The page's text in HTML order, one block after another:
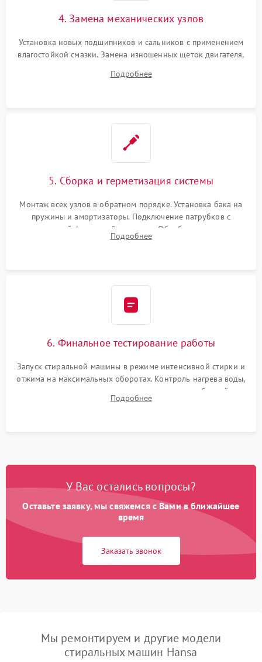
4. Замена механических узлов
Установка новых подшипников и сальников с применением
влагостойкой смазки. Замена изношенных щеток двигателя,
или поврежденной резиновой манжеты.
Подробнее
5. Сборка и герметизация системы
Монтаж всех узлов в обратном порядке. Установка бака на
пружины и амортизаторы. Подключение патрубков с
надежной фиксацией хомутами. Обработка стыков
герметиком для предотвращения возможных протечек воды.
Подробнее
6. Финальное тестирование работы
Запуск стиральной машины в режиме интенсивной стирки и
отжима на максимальных оборотах. Контроль нагрева воды,
корректности слива, отсутствия излишних вибраций,
посторонних стуков и протечек под корпусом.
Подробнее
У Вас остались вопросы?
Оставьте заявку, мы свяжемся с Вами в ближайшее
время
Заказать звонок
Мы ремонтируем и другие модели
стиральных машин Hansa